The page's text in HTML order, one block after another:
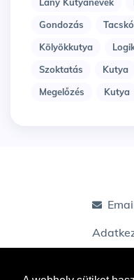
Gondozás
Tacskó
Kölyökkutya
Szoktatás
Kutya
Megelőzés
Kutya